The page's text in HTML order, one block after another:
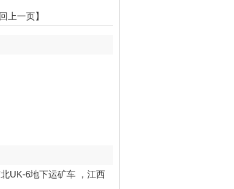
上一页】
UK-6地下运矿车， 江西